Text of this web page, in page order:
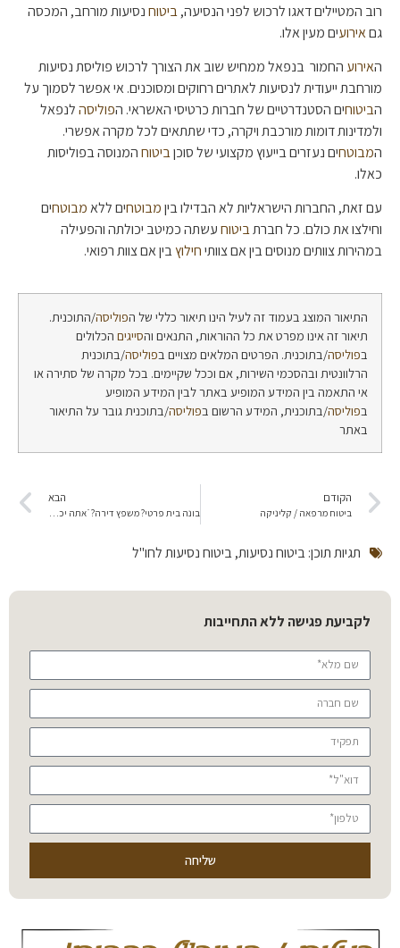
רוב המטיילים דאגו לרכוש לפני הנסיעה,ביטוחנסיעות מורחב, המכסה
גםאירועים מעין אלו.
האירוע החמור בנפאל ממחיש שוב את הצורך לרכוש פוליסת נסיעות
מורחבת ייעודית לנסיעות לאתרים רחוקים ומסוכנים. אי אפשר לסמוך על
הביטוחים הסטנדרטיים של חברות כרטיסי האשראי. הפוליסהלנפאל
ולמדינות דומות מורכבת ויקרה, כדי שתתאים לכל מקרה אפשרי.
המבוטחים נעזרים בייעוץ מקצועי של סוכןביטוחהמנוסה בפוליסות
כאלו.
עם זאת, החברות הישראליות לא הבדילו ביןמבוטחים ללאמבוטחים
וחילצו את כולם. כל חברתביטוחעשתה כמיטב יכולתה והפעילה
במהירות צוותים מנוסים בין אם צוותיחילוץבין אם צוות רפואי.
התיאור המוצג בעמוד זה לעיל הינו תיאור כללי של הפוליסה/התוכנית.
תיאור זה אינו מפרט את כל ההוראות, התנאים והסייגים הכלולים
בפוליסה/בתוכנית. הפרטים המלאים מצויים בפוליסה/בתוכנית
הרלוונטית ובהסכמי השירות, אם וככל שקיימים. בכל מקרה של סתירה או
אי התאמה בין המידע המופיע באתר לבין המידע המופיע
בפוליסה/בתוכנית, המידע הרשום בפוליסה/בתוכנית גובר על התיאור
באתר
הקודם
ביטוח מרפאה / קליניקה
הבא
תגיות תוכן:ביטוח נסיעות,ביטוח נסיעות לחו"ל
לקביעת פגישה ללא התחייבות
שליחה